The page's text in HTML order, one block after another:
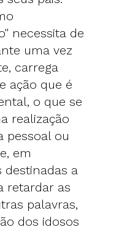
necessita de
uma vez
carrega
ação que é
o que se
realização
pessoal ou
em
destinadas a
retardar as
palavras,
dos idosos